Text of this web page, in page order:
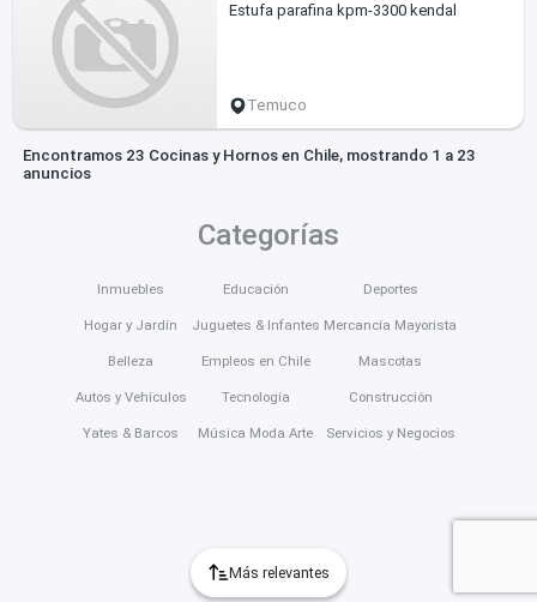
Más relevantes
Estufa parafina kpm-3300 kendal
Temuco
Encontramos 23 Cocinas y Hornos en Chile, mostrando 1 a 23
anuncios
Categorías
Inmuebles
Hogar y Jardín
Belleza
Autos y Vehículos
Yates & Barcos
Educación
Juguetes & Infantes
Empleos en Chile
Tecnología
Música Moda Arte
Deportes
Mercancía Mayorista
Mascotas
Construcción
Servicios y Negocios